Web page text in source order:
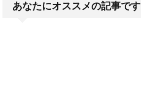
あなたにオススメの記事です